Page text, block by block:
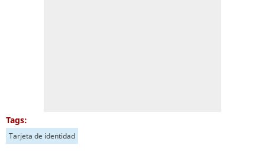
Tags:
Tarjeta de identidad